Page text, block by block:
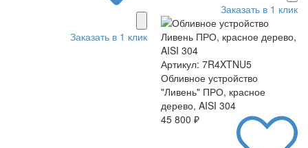
Заказать в 1 клик
Заказать в 1 клик
Артикул: 7R4XTNU5
Обливное устройство
"Ливень" ПРО, красное
дерево, AISI 304
45 800 ₽